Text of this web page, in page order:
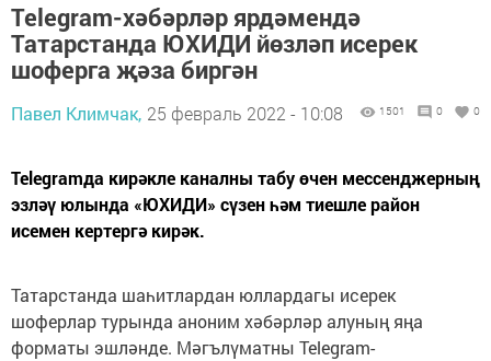
Telegram-хәбәрләр ярдәмендә
Татарстанда ЮХИДИ йөзләп исерек
шоферга җәза биргән
Павел Климчак, 25 февраль 2022 - 10:08 1501 0 0
Telegramда кирәкле каналны табу өчен мессенджерның
эзләү юлында «ЮХИДИ» сүзен һәм тиешле район
исемен кертергә кирәк.
Татарстанда шаһитлардан юллардагы исерек
шоферлар турында аноним хәбәрләр алуның яңа
форматы эшләнде. Мәгълүматны Telegram-